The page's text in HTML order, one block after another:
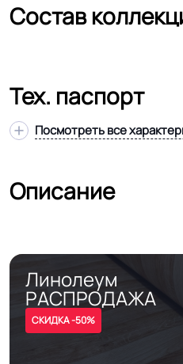
Состав
Тех. паспорт
Посмотреть все
Описание
Линолеум
РАСПРОДАЖА
СКИДКА -50%